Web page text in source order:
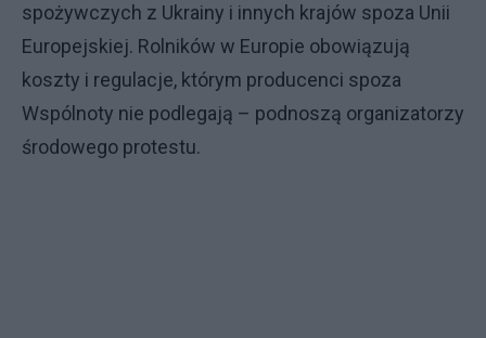
spożywczych z Ukrainy i innych krajów spoza Unii
Europejskiej. Rolników w Europie obowiązują
koszty i regulacje, którym producenci spoza
Wspólnoty nie podlegają – podnoszą organizatorzy
środowego protestu.